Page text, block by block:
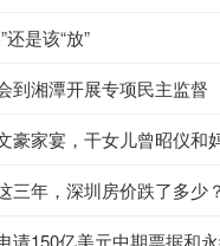
是该“放”
到湘潭开展专项民主监督
豪家宴，干女儿曾昭仪和
三年，深圳房价跌了多少？
请150亿美元中期票据和